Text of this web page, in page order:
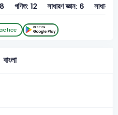
গণিত: 12 সাধারণ জ্ঞান: 6 সাধারণ
বাংলা